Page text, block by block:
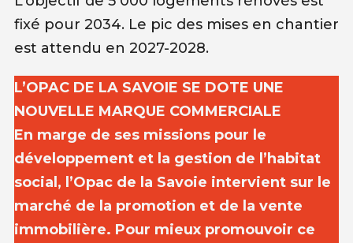
fixé pour 2034. Le pic des mises en chantier
est attendu en 2027-2028.
L’OPAC DE LA SAVOIE SE DOTE UNE
NOUVELLE MARQUE COMMERCIALE
En marge de ses missions pour le
développement et la gestion de l’habitat
social, l’Opac de la Savoie intervient sur le
marché de la promotion et de la vente
immobilière. Pour mieux promouvoir ce